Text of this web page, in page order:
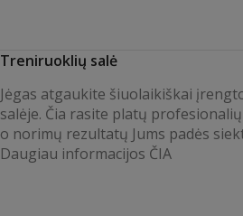
Treniruoklių salė
Jėgas atgaukite šiuolaikiškai
salėje. Čia rasite platų
o norimų rezultatų Jums padės
Daugiau informacijos ČIA